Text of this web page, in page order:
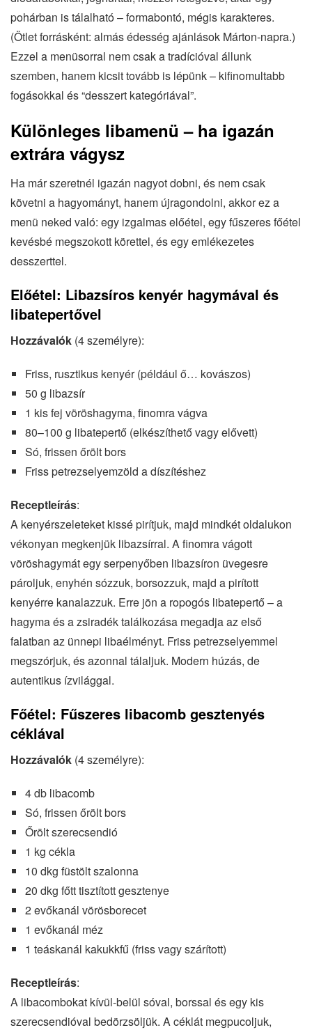
pohárban is tálalható – formabontó, mégis karakteres.
(Ötlet forrásként: almás édesség ajánlások Márton‐napra.)
Ezzel a menüsorral nem csak a tradícióval állunk
szemben, hanem kicsit tovább is lépünk – kifinomultabb
fogásokkal és “desszert kategóriával”.
Különleges libamenü – ha igazán
extrára vágysz
Ha már szeretnél igazán nagyot dobni, és nem csak
követni a hagyományt, hanem újragondolni, akkor ez a
menü neked való: egy izgalmas előétel, egy fűszeres főétel
kevésbé megszokott körettel, és egy emlékezetes
desszerttel.
Előétel: Libazsíros kenyér hagymával és
libatepertővel
Hozzávalók (4 személyre):
Friss, rusztikus kenyér (például ő… kovászos)
50 g libazsír
1 kis fej vöröshagyma, finomra vágva
80–100 g libatepertő (elkészíthető vagy elővett)
Só, frissen őrölt bors
Friss petrezselyemzöld a díszítéshez
Receptleírás:
A kenyérszeleteket kissé pirítjuk, majd mindkét oldalukon
vékonyan megkenjük libazsírral. A finomra vágott
vöröshagymát egy serpenyőben libazsíron üvegesre
pároljuk, enyhén sózzuk, borsozzuk, majd a pirított
kenyérre kanalazzuk. Erre jön a ropogós libatepertő – a
hagyma és a zsiradék találkozása megadja az első
falatban az ünnepi libaélményt. Friss petrezselyemmel
megszórjuk, és azonnal tálaljuk. Modern húzás, de
autentikus ízvilággal.
Főétel: Fűszeres libacomb gesztenyés
céklával
Hozzávalók (4 személyre):
4 db libacomb
Só, frissen őrölt bors
Őrölt szerecsendió
1 kg cékla
10 dkg füstölt szalonna
20 dkg főtt tisztított gesztenye
2 evőkanál vörösborecet
1 evőkanál méz
1 teáskanál kakukkfű (friss vagy szárított)
Receptleírás:
A libacombokat kívül-belül sóval, borssal és egy kis
szerecsendióval bedörzsöljük. A céklát megpucoljuk,